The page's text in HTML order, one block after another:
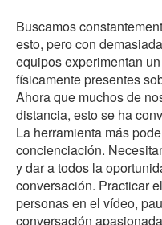
Buscamos
esto, pero con
equipos experimentan
físicamente presentes
Ahora que muchos de
distancia, esto se ha
La herramienta más
concienciación.
y dar a todos la
conversación. Practicar
personas en el vídeo,
conversación